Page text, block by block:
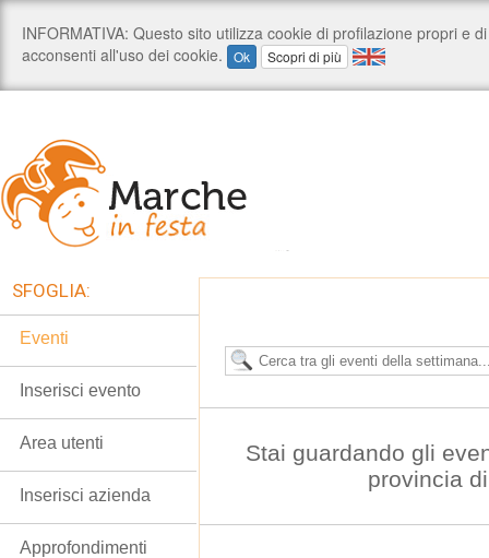
Stai guardando gli
provincia
SFOGLIA:
Eventi
Inserisci evento
Area utenti
Inserisci azienda
Approfondimenti